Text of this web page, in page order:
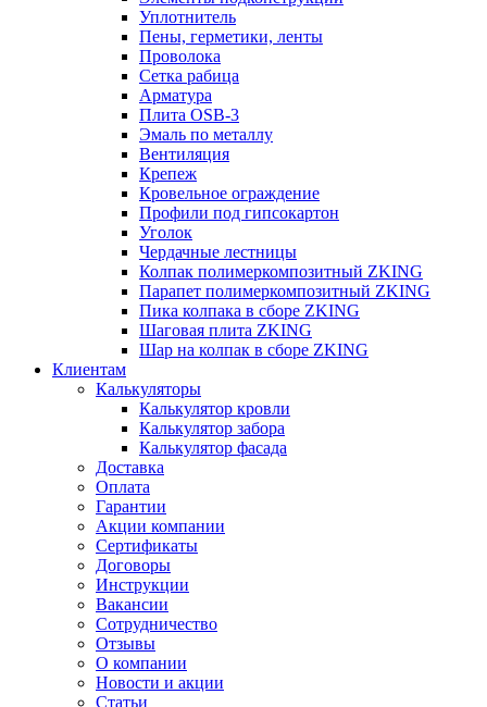
Уплотнитель
Пены, герметики, ленты
Проволока
Сетка рабица
Арматура
Плита OSB-3
Эмаль по металлу
Вентиляция
Крепеж
Кровельное ограждение
Профили под гипсокартон
Уголок
Чердачные лестницы
Колпак полимеркомпозитный ZKING
Парапет полимеркомпозитный ZKING
Пика колпака в сборе ZKING
Шаговая плита ZKING
Шар на колпак в сборе ZKING
Клиентам
Калькуляторы
Калькулятор кровли
Калькулятор забора
Калькулятор фасада
Доставка
Оплата
Гарантии
Акции компании
Сертификаты
Договоры
Инструкции
Вакансии
Сотрудничество
Отзывы
О компании
Новости и акции
Статьи